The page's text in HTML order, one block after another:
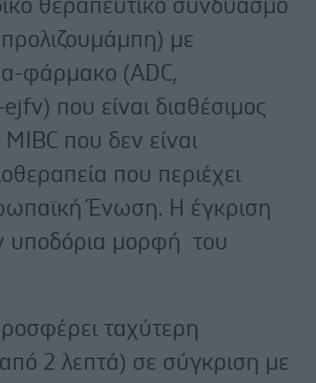
θεραπευτικό συνδυασμό
με
φάρμακο (ADC,
που είναι διαθέσιμος
που δεν είναι
που περιέχει
Ένωση. Η έγκριση
υποδόρια μορφή του
ταχύτερη
2 λεπτά) σε σύγκριση με